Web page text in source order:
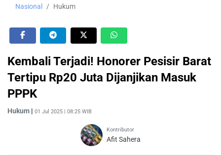
Nasional Hukum
Kembali Terjadi! Honorer Pesisir Barat
Tertipu Rp20 Juta Dijanjikan Masuk
PPPK
Hukum | 01 Jul 2025 | 08:25 WIB
Kontributor
Afit Sahera